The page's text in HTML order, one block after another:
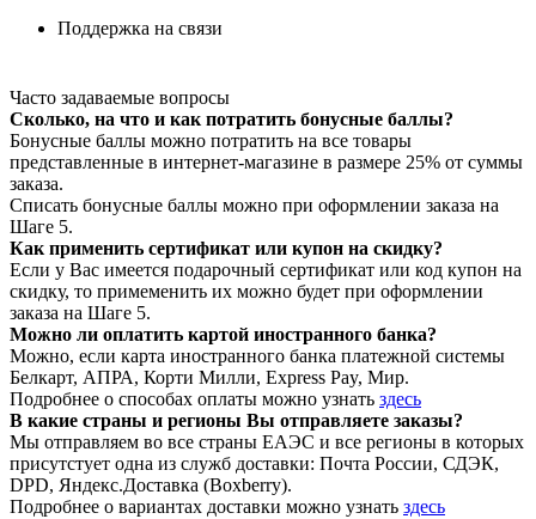
Поддержка на связи
Часто задаваемые вопросы
Сколько, на что и как потратить бонусные баллы?
Бонусные баллы можно потратить на все товары
представленные в интернет-магазине в размере 25% от суммы
заказа.
Списать бонусные баллы можно при оформлении заказа на
Шаге 5.
Как применить сертификат или купон на скидку?
Если у Вас имеется подарочный сертификат или код купон на
скидку, то примеменить их можно будет при оформлении
заказа на Шаге 5.
Можно ли оплатить картой иностранного банка?
Можно, если карта иностранного банка платежной системы
Белкарт, АПРА, Корти Милли, Express Pay, Мир.
Подробнее о способах оплаты можно узнать здесь
В какие страны и регионы Вы отправляете заказы?
Мы отправляем во все страны ЕАЭС и все регионы в которых
присутстует одна из служб доставки: Почта России, СДЭК,
DPD, Яндекс.Доставка (Boxberry).
Подробнее о вариантах доставки можно узнать здесь